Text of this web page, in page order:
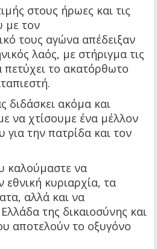
στους ήρωες και τις
με τον
τους αγώνα απέδειξαν
λαός, με στήριγμα τις
πετύχει το ακατόρθωτο
διδάσκει ακόμα και
να χτίσουμε ένα μέλλον
για την πατρίδα και τον
καλούμαστε να
κυριαρχία, τα
αλλά και να
της δικαιοσύνης και
αποτελούν το οξυγόνο